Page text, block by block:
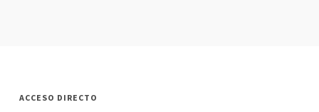
ACCESO DIRECTO